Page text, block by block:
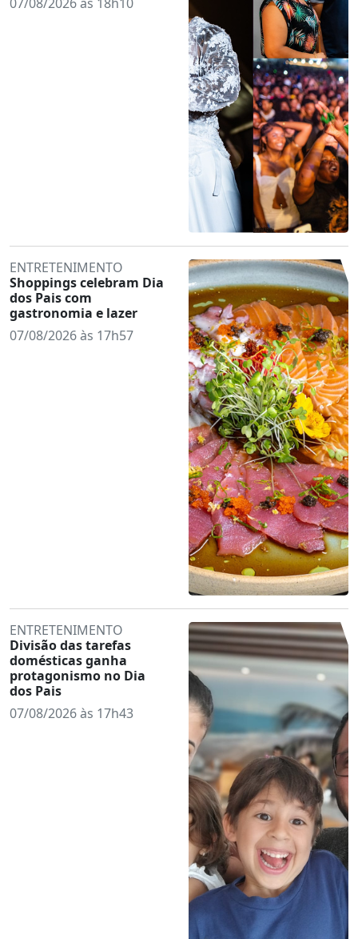
ENTRETENIMENTO
Shoppings celebram Dia
dos Pais com
gastronomia e lazer
07/08/2026 às 17h57
ENTRETENIMENTO
Divisão das tarefas
domésticas ganha
protagonismo no Dia
dos Pais
07/08/2026 às 17h43